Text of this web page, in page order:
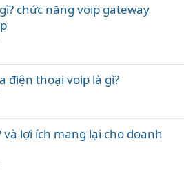
chức năng voip gateway
điện thoại voip là gì?
và lợi ích mang lại cho doanh